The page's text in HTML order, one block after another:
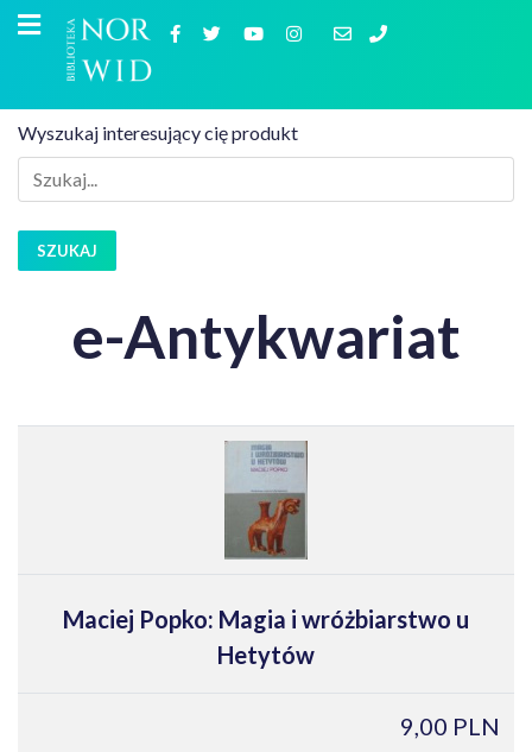
Wyszukaj interesujący cię produkt
SZUKAJ
e-Antykwariat
Maciej Popko: Magia i wróżbiarstwo u
Hetytów
9,00 PLN